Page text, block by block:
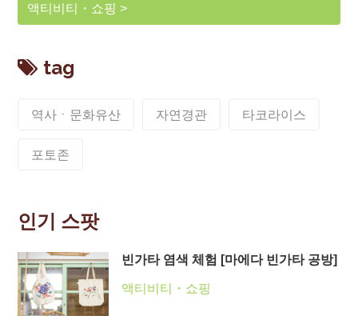
액티비티・쇼핑
tag
역사ㆍ문화유산 자연경관 타코라이스
포토존
인기 스팟
빈가타 염색 체험 [마에다 빈가타 공방]
액티비티・쇼핑